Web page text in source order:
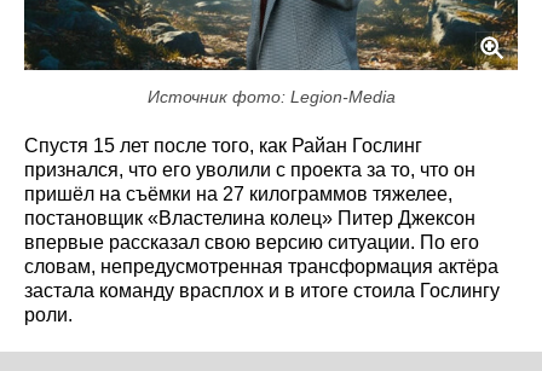
Источник фото: Legion-Media
Спустя 15 лет после того, как Райан Гослинг
признался, что его уволили с проекта за то, что он
пришёл на съёмки на 27 килограммов тяжелее,
постановщик «Властелина колец» Питер Джексон
впервые рассказал свою версию ситуации. По его
словам, непредусмотренная трансформация актёра
застала команду врасплох и в итоге стоила Гослингу
роли.